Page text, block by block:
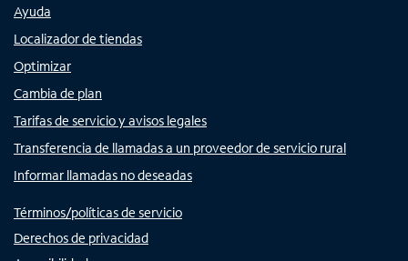
Ayuda
Localizador de tiendas
Optimizar
Cambia de plan
Tarifas de servicio y avisos legales
Transferencia de llamadas a un proveedor de servicio rural
Informar llamadas no deseadas
Términos/políticas de servicio
Derechos de privacidad